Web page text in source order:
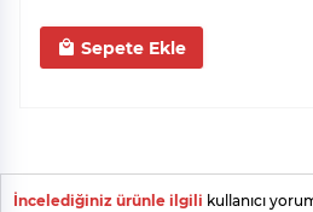
Sepete Ekle
İncelediğiniz ürünle ilgili kullanıcı